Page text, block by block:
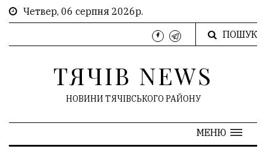
Четвер, 06 серпня 2026р.
ПОШУК
ТЯЧІВ NEWS
НОВИНИ ТЯЧІВСЬКОГО РАЙОНУ
МЕНЮ